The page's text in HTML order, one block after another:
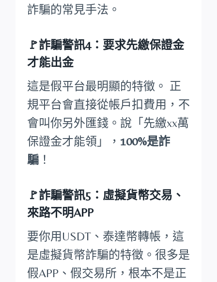
詐騙的常見手法。
🚩詐騙警訊4：要求先繳保證金
才能出金
這是假平台最明顯的特徵。 正
規平台會直接從帳戶扣費用，不
會叫你另外匯錢。說「先繳xx萬
保證金才能領」， 100%是詐
騙 ！
🚩詐騙警訊5：虛擬貨幣交易、
來路不明APP
要你用USDT、泰達幣轉帳，這
是虛擬貨幣詐騙的特徵。很多是
假APP、假交易所，根本不是正